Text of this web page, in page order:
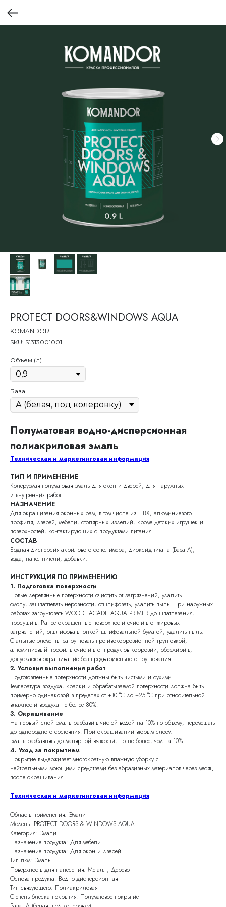
PROTECT DOORS&WINDOWS AQUA
KOMANDOR
SKU: S1313001001
Объем (л)
База
Полуматовая водно-дисперсионная
полиакриловая эмаль
Техническая и маркетинговая информация
ТИП И ПРИМЕНЕНИЕ
Колеруемая полуматовая эмаль для окон и дверей, для наружных
и внутренних работ.
НАЗНАЧЕНИЕ
Для окрашивания оконных рам, в том числе из ПВХ, алюминиевого
профиля, дверей, мебели, столярных изделий, кроме детских игрушек и
поверхностей, контактирующих с продуктами питания.
СОСТАВ
Водная дисперсия акрилового сополимера, диоксид титана (База А),
вода, наполнители, добавки.
ИНСТРУКЦИЯ ПО ПРИМЕНЕНИЮ
1. Подготовка поверхности
Новые деревянные поверхности очистить от загрязнений, удалить
смолу, зашпатлевать неровности, отшлифовать, удалить пыль. При наружных
работах загрунтовать WOOD FACADE AQUA PRIMER до шпатлевания,
просушить. Ранее окрашенные поверхности очистить от жировых
загрязнений, отшлифовать тонкой шлифовальной бумагой, удалить пыль.
Стальные элементы загрунтовать противокоррозионной грунтовкой,
алюминиевый профиль очистить от продуктов коррозии, обезжирить,
допускается окрашивание без предварительного грунтования.
2. Условия выполнения работ
Подготовленные поверхности должны быть чистыми и сухими.
Температура воздуха, краски и обрабатываемой поверхности должна быть
примерно одинаковой в пределах от +10 °С до +25 °С при относительной
влажности воздуха не более 80%.
3. Окрашивание
На первый слой эмаль разбавить чистой водой на 10% по объему, перемешать
до однородного состояния. При окрашивании вторым слоем
эмаль разбавлять до малярной вязкости, но не более, чем на 10%.
4. Уход за покрытием
Покрытие выдерживает многократную влажную уборку с
нейтральными моющими средствами без абразивных материалов через месяц
после окрашивания.
Техническая и маркетинговая информация
Область применения: Эмали
Модель: PROTECT DOORS & WINDOWS AQUA
Категория: Эмали
Назначение продукта: Для мебели
Назначение продукта: Для окон и дверей
Тип лкм: Эмаль
Поверхность для нанесения: Металл, Дерево
Основа продукта: Водно-дисперсионная
Тип связующего: Полиакриловая
Степень блеска покрытия: Полуматовое покрытие